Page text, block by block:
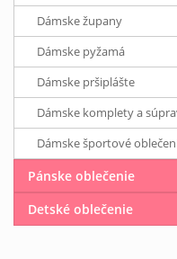
Dámske župany
Dámske pyžamá
Dámske pršiplášte
Dámske komplety a
Dámske športové
Pánske oblečenie
Detské oblečenie